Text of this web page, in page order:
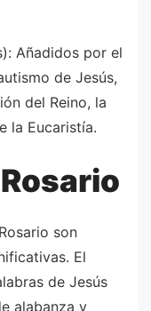
Añadidos por el
de Jesús,
del Reino, la
la Eucaristía.
son
El
de Jesús
alabanza y